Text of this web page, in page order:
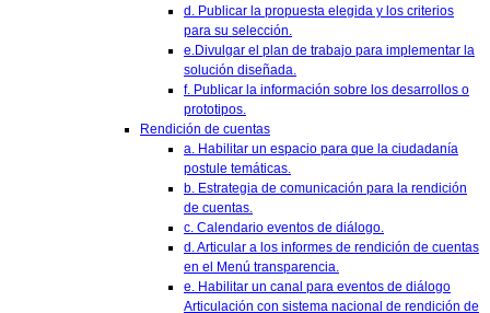
d. Publicar la propuesta elegida y los criterios
para su selección.
e.Divulgar el plan de trabajo para implementar la
solución diseñada.
f. Publicar la información sobre los desarrollos o
prototipos.
Rendición de cuentas
a. Habilitar un espacio para que la ciudadanía
postule temáticas.
b. Estrategia de comunicación para la rendición
de cuentas.
c. Calendario eventos de diálogo.
d. Articular a los informes de rendición de cuentas
en el Menú transparencia.
e. Habilitar un canal para eventos de diálogo
Articulación con sistema nacional de rendición de